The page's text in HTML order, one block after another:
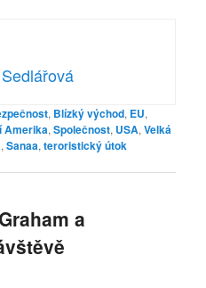
, Blízký východ, EU,
Amerika,Společnost, USA,Velká
,Sanaa,teroristický útok
a